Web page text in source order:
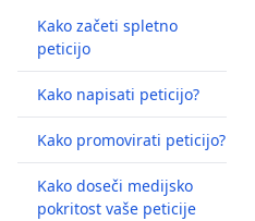
Kako začeti spletno
peticijo
Kako napisati peticijo?
Kako promovirati peticijo?
Kako doseči medijsko
pokritost vaše peticije